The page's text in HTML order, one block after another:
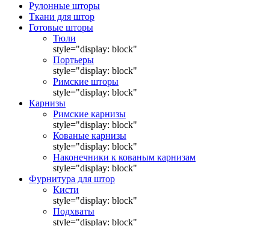
Рулонные шторы
Ткани для штор
Готовые шторы
Тюли
style="display: block"
Портьеры
style="display: block"
Римские шторы
style="display: block"
Карнизы
Римские карнизы
style="display: block"
Кованые карнизы
style="display: block"
Наконечники к кованым карнизам
style="display: block"
Фурнитура для штор
Кисти
style="display: block"
Подхваты
style="display: block"